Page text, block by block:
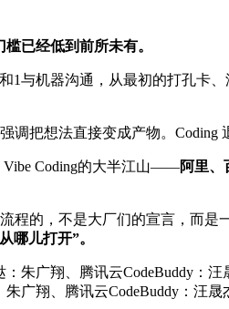
已经低到前所未有。
与机器沟通，从最初的打孔卡
把想法直接变成产物。Coding
Vibe Coding的大半江山——阿里、
程的，不是大厂们的宣言，而
哪儿打开”。
广翔、腾讯云CodeBuddy：汪晟